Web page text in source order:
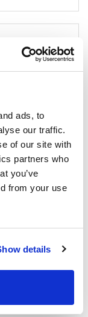
ads, to
our traffic.
of our site with
partners who
you’ve
from your use
details
続きを読む